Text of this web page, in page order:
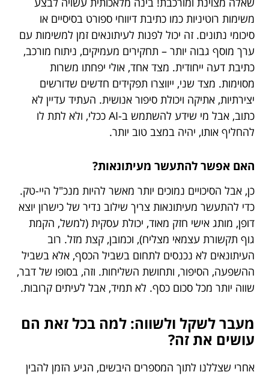
משימות רוטיניות כמו כתיבת דיווחי ספורט בסיסיים או
סיכומי נתונים. זה יכול לפנות לעיתונאים זמן למשימות עם
ערך מוסף גבוה יותר – תחקירים מעמיקים, ניתוח מורכב,
כתיבת דעה ייחודית. מצד אחד, אולי יפחתו משרות
מסוימות. מצד שני, ייווצרו תפקידים חדשים שדורשים
יצירתיות, אתיקה ויכולת סיפור אנושית. העתיד עדיין לא
כתוב, אבל מי שידע להשתמש ב-AI ככלי, ולא לתת לו
להחליף אותו, יהיה במצב טוב יותר.
האם אפשר להתעשר מעיתונאות?
כן, אבל הסיכויים נמוכים יותר מאשר להיות מנכ"ל היי-טק.
כדי להתעשר מעיתונאות צריך שילוב נדיר של כישרון יוצא
דופן, מותג אישי חזק מאוד, יכולת עסקית (למשל, הקמת
גוף תקשורת עצמאי מצליח), וכמובן, קצת מזל. רוב
העיתונאים לא נכנסים לתחום בשביל הכסף, אלא בשביל
ההשפעה, הסיפור, ותחושת השליחות. וזה, בסופו של דבר,
שווה יותר מכל סכום כסף. לא תמיד, אבל לעיתים קרובות.
מעבר לשקל ולשווה: למה בכל זאת הם
עושים את זה?
אחרי שצללנו לתוך המספרים היבשים, הגיע הזמן להבין